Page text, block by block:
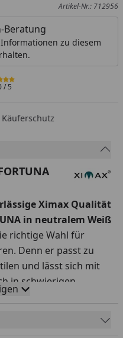
Artikel-Nr.: 712956
Beratung
zu diesem
/ 5
Ximax Qualität
in neutralem Weiß
richtige Wahl für
Denn er passt zu
und lässt sich mit
in schwierigen